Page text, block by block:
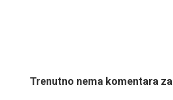
Trenutno nema komentara